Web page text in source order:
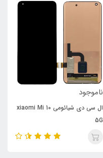
ناموجود
ال سی دی شیائومی xiaomi Mi 10
5G